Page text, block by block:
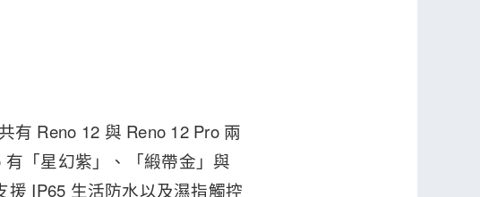
有 Reno 12 與 Reno 12 Pro 兩
「星幻紫」、「緞帶金」與
援 IP65 生活防水以及濕指觸控